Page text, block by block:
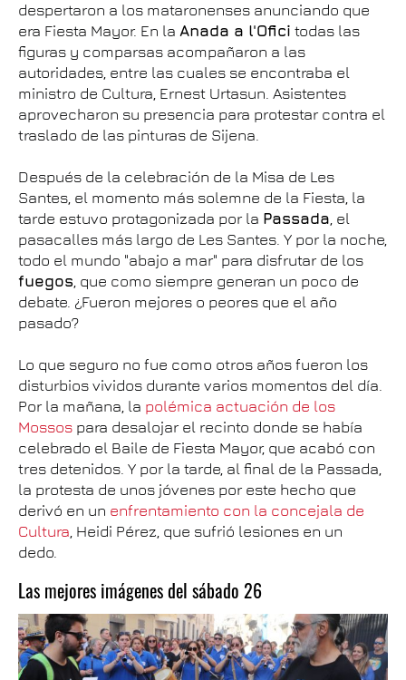
despertaron a los mataronenses anunciando que
era Fiesta Mayor. En la Anada a l'Ofici todas las
figuras y comparsas acompañaron a las
autoridades, entre las cuales se encontraba el
ministro de Cultura, Ernest Urtasun. Asistentes
aprovecharon su presencia para protestar contra el
traslado de las pinturas de Sijena.
Después de la celebración de la Misa de Les
Santes, el momento más solemne de la Fiesta, la
tarde estuvo protagonizada por la Passada, el
pasacalles más largo de Les Santes. Y por la noche,
todo el mundo "abajo a mar" para disfrutar de los
fuegos, que como siempre generan un poco de
debate. ¿Fueron mejores o peores que el año
pasado?
Lo que seguro no fue como otros años fueron los
disturbios vividos durante varios momentos del día.
Por la mañana, la polémica actuación de los
Mossos para desalojar el recinto donde se había
celebrado el Baile de Fiesta Mayor, que acabó con
tres detenidos. Y por la tarde, al final de la Passada,
la protesta de unos jóvenes por este hecho que
derivó en un enfrentamiento con la concejala de
Cultura, Heidi Pérez, que sufrió lesiones en un
dedo.
Las mejores imágenes del sábado 26